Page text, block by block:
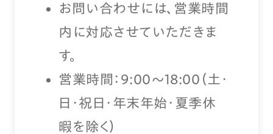
お問い合わせには、営業時間
内に対応させていただきま
す。
営業時間：9:00〜18:00（土・
日・祝日・年末年始・夏季休
暇を除く）